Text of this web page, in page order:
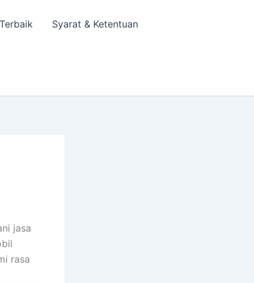
Syarat & Ketentuan
jasa
rasa